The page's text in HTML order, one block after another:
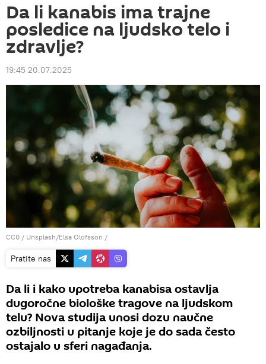
Da li kanabis ima trajne
posledice na ljudsko telo i
zdravlje?
19:45 20.07.2025
CC0 / Unsplash/Elsa Olofsson /
Pratite nas
Da li i kako upotreba kanabisa ostavlja
dugoročne biološke tragove na ljudskom
telu? Nova studija unosi dozu naučne
ozbiljnosti u pitanje koje je do sada često
ostajalo u sferi nagađanja.